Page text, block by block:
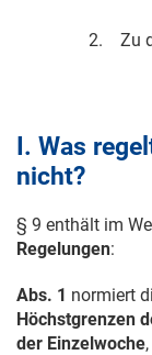
2.
Zu
I. Was
nicht?
§ 9 enthält im
Regelungen:
Abs. 1 normiert
Höchstgrenzen
der Einzelwoche